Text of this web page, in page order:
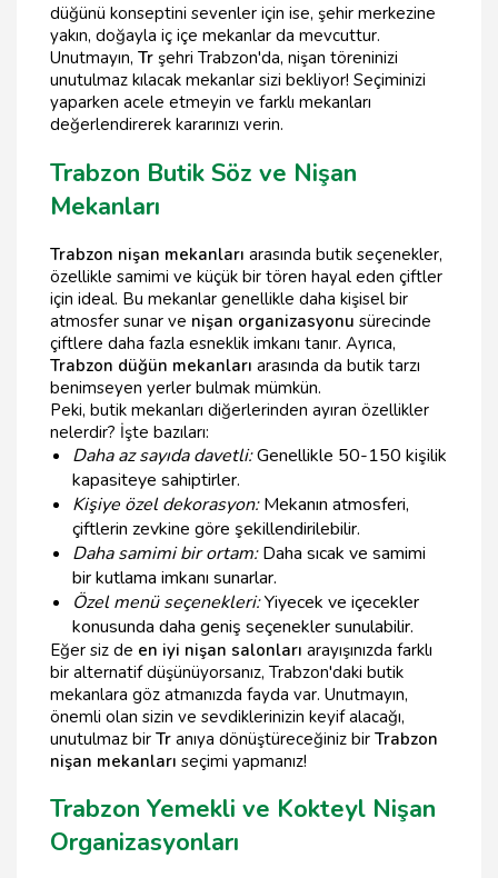
düğünü konseptini sevenler için ise, şehir merkezine
yakın, doğayla iç içe mekanlar da mevcuttur.
Unutmayın, Tr şehri Trabzon'da, nişan töreninizi
unutulmaz kılacak mekanlar sizi bekliyor! Seçiminizi
yaparken acele etmeyin ve farklı mekanları
değerlendirerek kararınızı verin.
Trabzon Butik Söz ve Nişan
Mekanları
Trabzon nişan mekanları arasında butik seçenekler,
özellikle samimi ve küçük bir tören hayal eden çiftler
için ideal. Bu mekanlar genellikle daha kişisel bir
atmosfer sunar ve nişan organizasyonu sürecinde
çiftlere daha fazla esneklik imkanı tanır. Ayrıca,
Trabzon düğün mekanları arasında da butik tarzı
benimseyen yerler bulmak mümkün.
Peki, butik mekanları diğerlerinden ayıran özellikler
nelerdir? İşte bazıları:
Daha az sayıda davetli:Genellikle 50-150 kişilik
kapasiteye sahiptirler.
Kişiye özel dekorasyon:Mekanın atmosferi,
çiftlerin zevkine göre şekillendirilebilir.
Daha samimi bir ortam:Daha sıcak ve samimi
bir kutlama imkanı sunarlar.
Özel menü seçenekleri:Yiyecek ve içecekler
konusunda daha geniş seçenekler sunulabilir.
Eğer siz de en iyi nişan salonları arayışınızda farklı
bir alternatif düşünüyorsanız, Trabzon'daki butik
mekanlara göz atmanızda fayda var. Unutmayın,
önemli olan sizin ve sevdiklerinizin keyif alacağı,
unutulmaz bir Tr anıya dönüştüreceğiniz bir Trabzon
nişan mekanları seçimi yapmanız!
Trabzon Yemekli ve Kokteyl Nişan
Organizasyonları